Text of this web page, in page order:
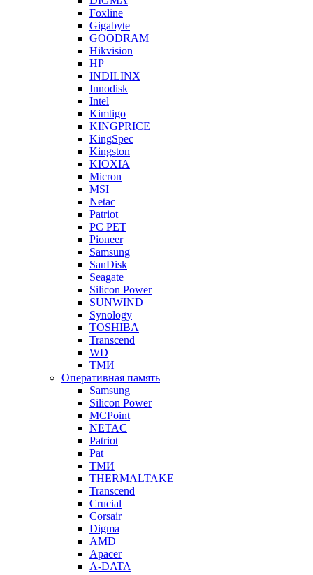
Foxline
Gigabyte
GOODRAM
Hikvision
HP
INDILINX
Innodisk
Intel
Kimtigo
KINGPRICE
KingSpec
Kingston
KIOXIA
Micron
MSI
Netac
Patriot
PC PET
Pioneer
Samsung
SanDisk
Seagate
Silicon Power
SUNWIND
Synology
TOSHIBA
Transcend
WD
ТМИ
Оперативная память
Samsung
Silicon Power
MCPoint
NETAC
Patriot
Pat
ТМИ
THERMALTAKE
Transcend
Crucial
Corsair
Digma
AMD
Apacer
A-DATA